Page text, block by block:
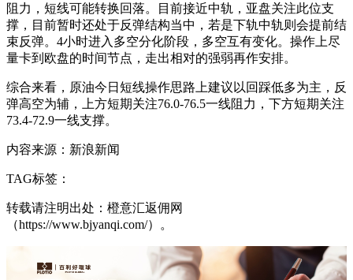
阻力，短线可能转换回落。目前接近中轨，亚盘关注此位支
撑，目前暂时还处于反弹结构当中，若是下轨中轨则会提前结
束反弹。4小时进入多空分化阶段，多空互有变化。操作上尽
量卡到欧盘的时间节点，走出相对的强弱再作安排。
综合来看，原油今日短线操作思路上建议以回踩低多为主，反
弹高空为辅，上方短期关注76.0-76.5一线阻力，下方短期关注
73.4-72.9一线支撑。
内容来源：新浪新闻
TAG标签：
转载请注明出处：橙意汇返佣网
（https://www.bjyanqi.com/）。